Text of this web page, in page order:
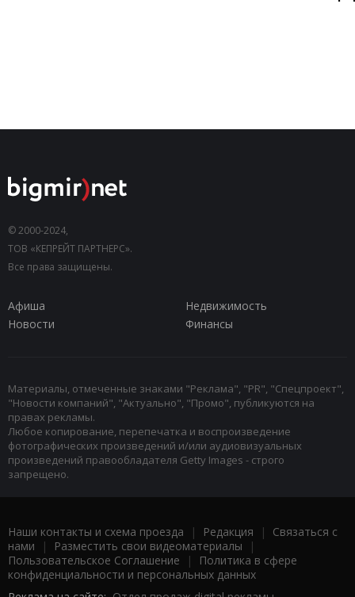
© 2000-2024,
ТОВ «КЕПРЕЙТ ПАРТНЕРС».
Все права защищены.
Афиша
Недвижимость
Новости
Финансы
Материалы, отмеченные знаками "Реклама", "PR", "Спецпроект",
"Новости компаний", "Актуально", "Промо", публикуются на
правах рекламы.
Любое копирование, перепечатка и воспроизведение
фотографических произведений и/или аудиовизуальных
произведений правообладателя Getty Images - строго
запрещено.
Наши контакты и схема проезда | Редакция | Связаться с
нами | Разместить свои видеоматериалы |
Пользовательское Соглашение |
Политика в сфере
конфиденциальности и персональных данных